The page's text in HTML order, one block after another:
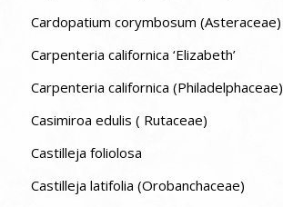
Cardopatium corymbosum (Asteraceae)
Carpenteria californica ‘Elizabeth’
Carpenteria californica (Philadelphaceae)
Casimiroa edulis ( Rutaceae)
Castilleja foliolosa
Castilleja latifolia (Orobanchaceae)